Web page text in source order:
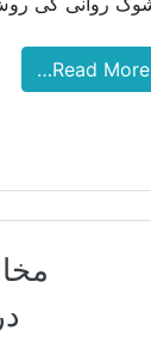
Read More…